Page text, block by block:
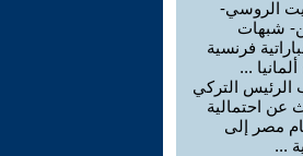
الروسي-
شبهات
فرنسية
...
الرئيس التركي
عن احتمالية
مصر إلى
...